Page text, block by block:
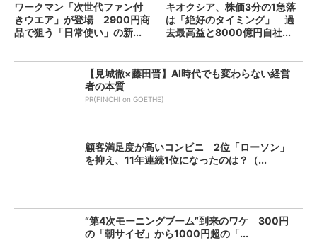
ワークマン「次世代ファン付
きウエア」が登場 2900円商
品で狙う「日常使い」の新...
キオクシア、株価3分の1急落
は「絶好のタイミング」 過
去最高益と8000億円自社...
【見城徹×藤田晋】AI時代でも変わらない経営
者の本質
PR(FINCHI on GOETHE)
顧客満足度が高いコンビニ 2位「ローソン」
を抑え、11年連続1位になったのは？（...
“第4次モーニングブーム”到来のワケ 300円
の「朝サイゼ」から1000円超の「...